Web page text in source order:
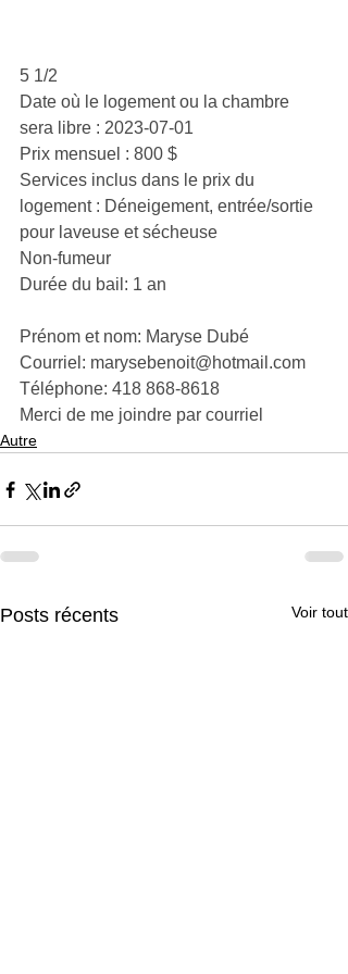
5 1/2
Date où le logement ou la chambre
sera libre : 2023-07-01
Prix mensuel : 800 $
Services inclus dans le prix du
logement : Déneigement, entrée/sortie
pour laveuse et sécheuse
Non-fumeur
Durée du bail: 1 an
Prénom et nom: Maryse Dubé
Courriel: marysebenoit@hotmail.com
Téléphone: 418 868-8618
Merci de me joindre par courriel
Autre
Posts récents Voir tout